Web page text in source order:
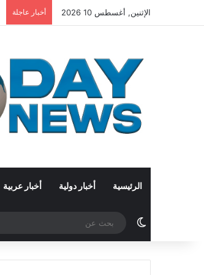
الإثنين, أغسطس 10 2026 أخبار عاجلة
الرئيسية أخبار دولية أخبار عربية
الوضع المظلم